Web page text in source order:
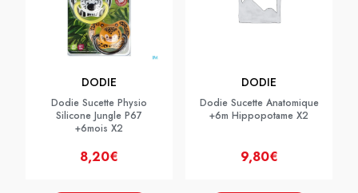
DODIE
Dodie Sucette Physio
Silicone Jungle P67
+6mois X2
8,20€
DODIE
Dodie Sucette Anatomique
+6m Hippopotame X2
9,80€